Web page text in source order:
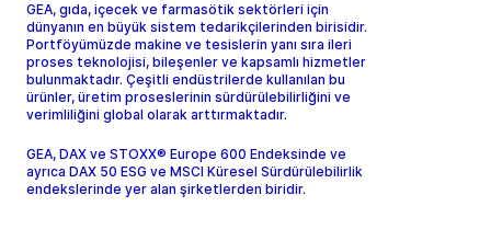
GEA, gıda, içecek ve farmasötik sektörleri için
dünyanın en büyük sistem tedarikçilerinden birisidir.
Portföyümüzde makine ve tesislerin yanı sıra ileri
proses teknolojisi, bileşenler ve kapsamlı hizmetler
bulunmaktadır. Çeşitli endüstrilerde kullanılan bu
ürünler, üretim proseslerinin sürdürülebilirliğini ve
verimliliğini global olarak arttırmaktadır.
GEA, DAX ve STOXX® Europe 600 Endeksinde ve
ayrıca DAX 50 ESG ve MSCI Küresel Sürdürülebilirlik
endekslerinde yer alan şirketlerden biridir.